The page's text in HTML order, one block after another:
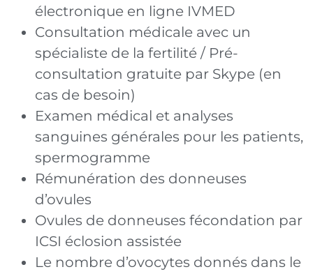
électronique en ligne IVMED
Consultation médicale avec un
spécialiste de la fertilité / Pré-
consultation gratuite par Skype (en
cas de besoin)
Examen médical et analyses
sanguines générales pour les patients,
spermogramme
Rémunération des donneuses
d’ovules
Ovules de donneuses fécondation par
ICSI éclosion assistée
Le nombre d’ovocytes donnés dans le